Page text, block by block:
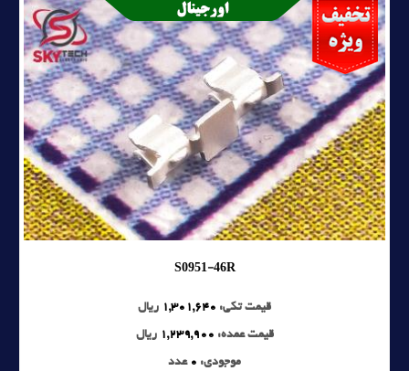
S0951-46R
قیمت تکی: 1,301,640 ریال
قیمت عمده: 1,239,900 ریال
موجودی: 0 عدد